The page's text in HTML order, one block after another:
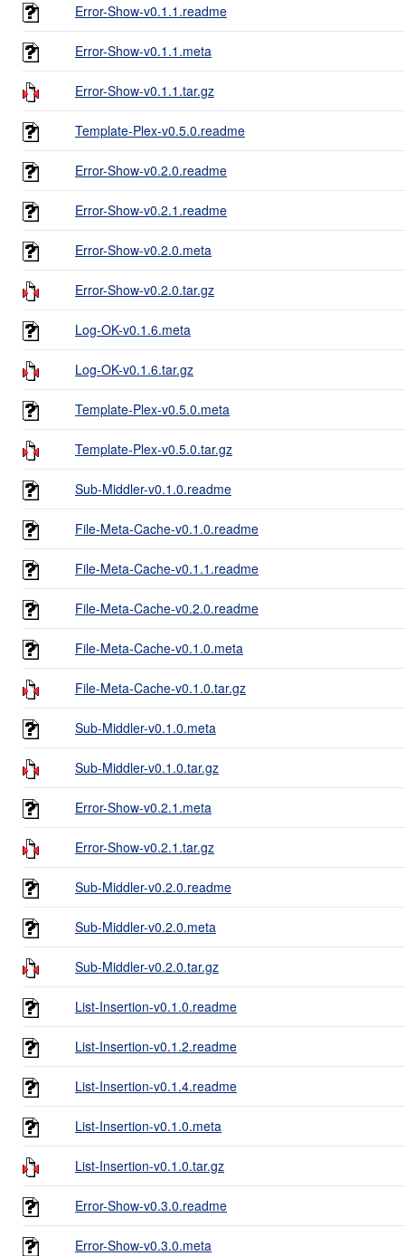
Error-Show-v0.1.1.readme
Error-Show-v0.1.1.meta
Error-Show-v0.1.1.tar.gz
Template-Plex-v0.5.0.readme
Error-Show-v0.2.0.readme
Error-Show-v0.2.1.readme
Error-Show-v0.2.0.meta
Error-Show-v0.2.0.tar.gz
Log-OK-v0.1.6.meta
Log-OK-v0.1.6.tar.gz
Template-Plex-v0.5.0.meta
Template-Plex-v0.5.0.tar.gz
Sub-Middler-v0.1.0.readme
File-Meta-Cache-v0.1.0.readme
File-Meta-Cache-v0.1.1.readme
File-Meta-Cache-v0.2.0.readme
File-Meta-Cache-v0.1.0.meta
File-Meta-Cache-v0.1.0.tar.gz
Sub-Middler-v0.1.0.meta
Sub-Middler-v0.1.0.tar.gz
Error-Show-v0.2.1.meta
Error-Show-v0.2.1.tar.gz
Sub-Middler-v0.2.0.readme
Sub-Middler-v0.2.0.meta
Sub-Middler-v0.2.0.tar.gz
List-Insertion-v0.1.0.readme
List-Insertion-v0.1.2.readme
List-Insertion-v0.1.4.readme
List-Insertion-v0.1.0.meta
List-Insertion-v0.1.0.tar.gz
Error-Show-v0.3.0.readme
Error-Show-v0.3.0.meta